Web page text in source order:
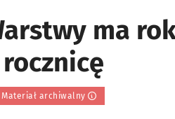
ma
Materiał archiwalny